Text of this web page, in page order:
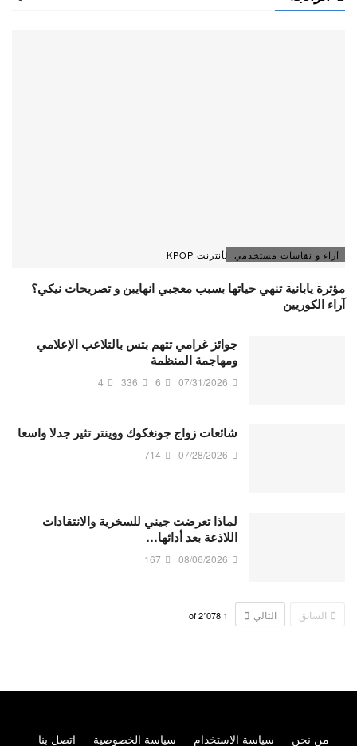
آراء و نقاشات مستخدمي الأنترنت KPOP
مؤثرة يابانية تنهي حياتها بسبب معجبي انهايبن و تصريحات نيكي؟
آراء الكوريين
جوائز غرامي تتهم بتس بالتلاعب الإعلامي
ومهاجمة المنظمة
07/31/2026
6
336
4
شائعات زواج جونغكوك ووينتر تثير جدلا واسعا
07/28/2026
714
لماذا تعرضت جيني للسخرية والانتقادات
اللاذعة بعد أدائها…
08/06/2026
167
السابق التالي 1 2٬078
من نحن سياسة الاستخدام سياسة الخصوصية اتصل بنا